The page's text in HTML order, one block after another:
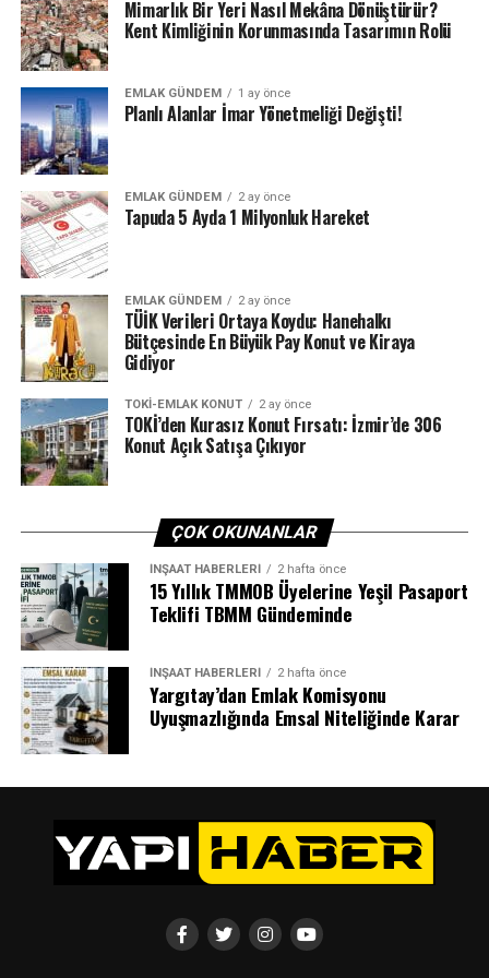
başımızın tacı. Ama atalarımız burada neden niçin
yaşamış onu bir göz önünde bulunduralım” diye
ETIKETLER
NASIL SATIN ALABILIRIM
TESLIM TARIHI
TOKİ
SONRAKI
TOKİ’DEN 344 TL TAKSİTLE 2+1, 858 TL TAKSİTLE 3+1
KONUTLAR
ÖNCEKI
EMLAK KONUT’TAN, SIFIR PEŞİNATLA EV ALMA İMKANI
Mimarlık Bir Yeri Nasıl Mekâna Dönüştürür?
Kent Kimliğinin Korunmasında Tasarımın Rolü
EMLAK GÜNDEM 1 ay önce
Planlı Alanlar İmar Yönetmeliği Değişti!
EMLAK GÜNDEM 2 ay önce
Tapuda 5 Ayda 1 Milyonluk Hareket
EMLAK GÜNDEM 2 ay önce
TÜİK Verileri Ortaya Koydu: Hanehalkı
Bütçesinde En Büyük Pay Konut ve Kiraya
Gidiyor
TOKI-EMLAK KONUT 2 ay önce
TOKİ’den Kurasız Konut Fırsatı: İzmir’de 306
Konut Açık Satışa Çıkıyor
ÇOK OKUNANLAR
İNŞAAT HABERLERI 2 hafta önce
15 Yıllık TMMOB Üyelerine Yeşil Pasaport
Teklifi TBMM Gündeminde
İNŞAAT HABERLERI 2 hafta önce
Yargıtay’dan Emlak Komisyonu
Uyuşmazlığında Emsal Niteliğinde Karar